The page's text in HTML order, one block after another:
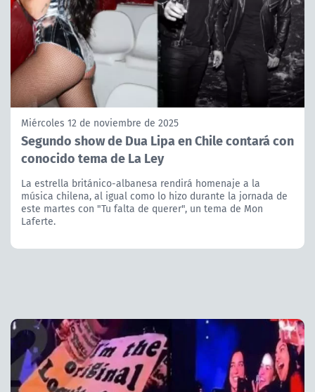
Miércoles 12 de noviembre de 2025
Segundo show de Dua Lipa en Chile contará con
conocido tema de La Ley
La estrella británico-albanesa rendirá homenaje a la
música chilena, al igual como lo hizo durante la jornada de
este martes con "Tu falta de querer", un tema de Mon
Laferte.